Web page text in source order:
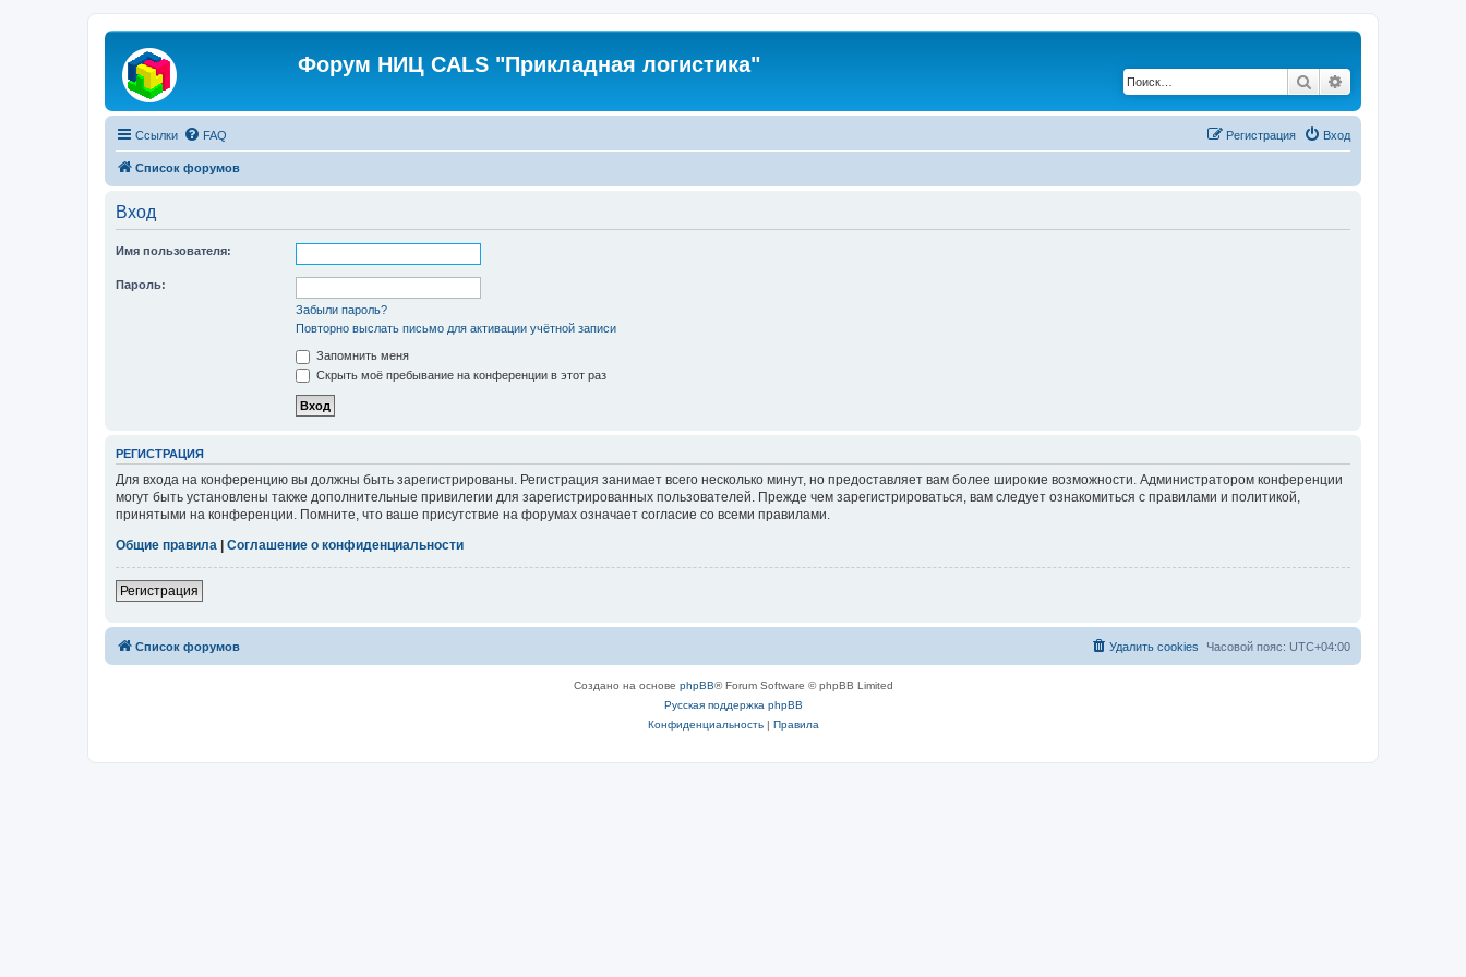
Форум НИЦ CALS "Прикладная логистика"
Поиск
Ссылки FAQ Вход
Регистрация
Список форумов
Вход
Имя пользователя:
Пароль:
Забыли пароль?
Повторно выслать письмо для активации учётной записи
Запомнить меня
Скрыть моё пребывание на конференции в этот раз
РЕГИСТРАЦИЯ
Для входа на конференцию вы должны быть зарегистрированы. Регистрация занимает всего несколько минут, но предоставляет вам более широкие возможности. Администратором конференции
могут быть установлены также дополнительные привилегии для зарегистрированных пользователей. Прежде чем зарегистрироваться, вам следует ознакомиться с правилами и политикой,
принятыми на конференции. Помните, что ваше присутствие на форумах означает согласие со всеми правилами.
Общие правила | Соглашение о конфиденциальности
Регистрация
Список форумов Часовой пояс: UTC+04:00
Удалить cookies
Создано на основе phpBB® Forum Software © phpBB Limited
Русская поддержка phpBB
Конфиденциальность| Правила